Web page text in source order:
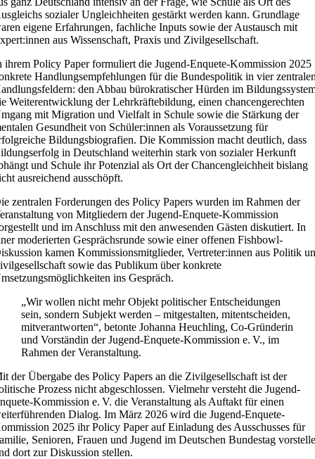
sozialer Ungleichheiten gestärkt werden kann. Grundlage
eigene Erfahrungen, fachliche Inputs sowie der Austausch mit
aus Wissenschaft, Praxis und Zivilgesellschaft.
ihrem Policy Paper formuliert die Jugend-Enquete-Kommission 2025
Handlungsempfehlungen für die Bundespolitik in vier
den Abbau bürokratischer Hürden im
Weiterentwicklung der Lehrkräftebildung, einen chancengerechten
mit Migration und Vielfalt in Schule sowie die Stärkung der
Gesundheit von Schüler:innen als Voraussetzung für
Bildungsbiografien. Die Kommission macht deutlich, dass
in Deutschland weiterhin stark von sozialer Herkunft
und Schule ihr Potenzial als Ort der Chancengleichheit bislang
ausreichend ausschöpft.
zentralen Forderungen des Policy Papers wurden im Rahmen der
von Mitgliedern der Jugend-Enquete-Kommission
und im Anschluss mit den anwesenden Gästen diskutiert. In
moderierten Gesprächsrunde sowie einer offenen Fishbowl-
kamen Kommissionsmitglieder, Vertreter:innen aus Politik
sowie das Publikum über konkrete
ins Gespräch.
„Wir wollen nicht mehr Objekt politischer Entscheidungen
sein, sondern Subjekt werden – mitgestalten, mitentscheiden,
mitverantworten“, betonte Johanna Heuchling, Co-Gründerin
und Vorständin der Jugend-Enquete-Kommission e. V., im
Rahmen der Veranstaltung.
der Übergabe des Policy Papers an die Zivilgesellschaft ist der
Prozess nicht abgeschlossen. Vielmehr versteht die Jugend-
Kommission e. V. die Veranstaltung als Auftakt für einen
Dialog. Im März 2026 wird die Jugend-Enquete-
2025 ihr Policy Paper auf Einladung des Ausschusses für
Senioren, Frauen und Jugend im Deutschen Bundestag
dort zur Diskussion stellen.